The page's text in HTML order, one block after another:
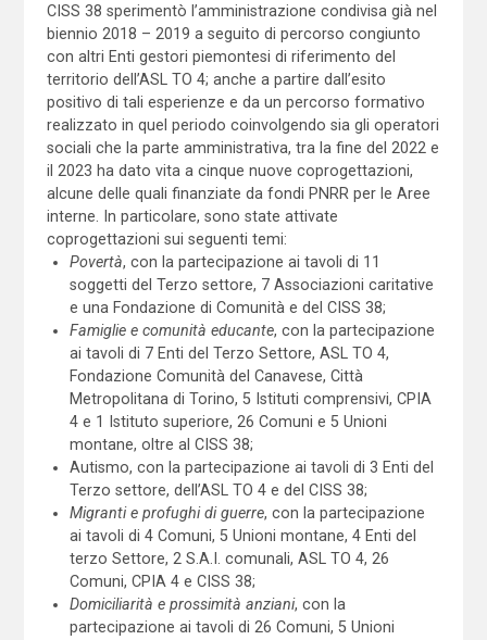
CISS 38 sperimentò l’amministrazione condivisa già nel
biennio 2018 – 2019 a seguito di percorso congiunto
con altri Enti gestori piemontesi di riferimento del
territorio dell’ASL TO 4; anche a partire dall’esito
positivo di tali esperienze e da un percorso formativo
realizzato in quel periodo coinvolgendo sia gli operatori
sociali che la parte amministrativa, tra la fine del 2022 e
il 2023 ha dato vita a cinque nuove coprogettazioni,
alcune delle quali finanziate da fondi PNRR per le Aree
interne. In particolare, sono state attivate
coprogettazioni sui seguenti temi:
Povertà, con la partecipazione ai tavoli di 11
soggetti del Terzo settore, 7 Associazioni caritative
e una Fondazione di Comunità e del CISS 38;
Famiglie e comunità educante, con la partecipazione
ai tavoli di 7 Enti del Terzo Settore, ASL TO 4,
Fondazione Comunità del Canavese, Città
Metropolitana di Torino, 5 Istituti comprensivi, CPIA
4 e 1 Istituto superiore, 26 Comuni e 5 Unioni
montane, oltre al CISS 38;
Autismo, con la partecipazione ai tavoli di 3 Enti del
Terzo settore, dell’ASL TO 4 e del CISS 38;
Migranti e profughi di guerre, con la partecipazione
ai tavoli di 4 Comuni, 5 Unioni montane, 4 Enti del
terzo Settore, 2 S.A.I. comunali, ASL TO 4, 26
Comuni, CPIA 4 e CISS 38;
Domiciliarità e prossimità anziani, con la
partecipazione ai tavoli di 26 Comuni, 5 Unioni